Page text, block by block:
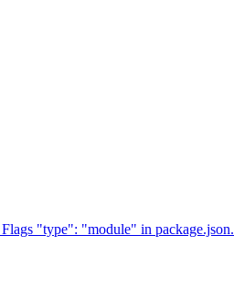
"type": "module" in package.json.